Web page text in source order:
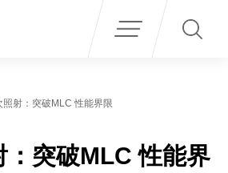
照射：突破MLC 性能界限
：突破MLC 性能界